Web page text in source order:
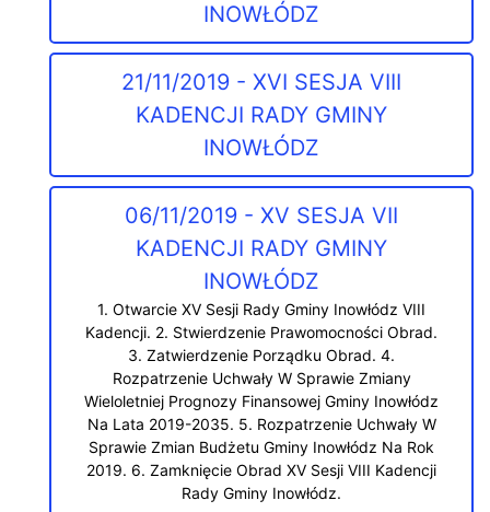
INOWŁÓDZ
21/11/2019 - XVI SESJA VIII
KADENCJI RADY GMINY
INOWŁÓDZ
06/11/2019 - XV SESJA VII
KADENCJI RADY GMINY
INOWŁÓDZ
1. Otwarcie XV Sesji Rady Gminy Inowłódz VIII
Kadencji. 2. Stwierdzenie Prawomocności Obrad.
3. Zatwierdzenie Porządku Obrad. 4.
Rozpatrzenie Uchwały W Sprawie Zmiany
Wieloletniej Prognozy Finansowej Gminy Inowłódz
Na Lata 2019-2035. 5. Rozpatrzenie Uchwały W
Sprawie Zmian Budżetu Gminy Inowłódz Na Rok
2019. 6. Zamknięcie Obrad XV Sesji VIII Kadencji
Rady Gminy Inowłódz.